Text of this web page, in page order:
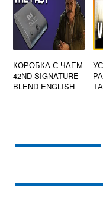
КОРОБКА С ЧАЕМ
42ND SIGNATURE
BLEND ENGLISH